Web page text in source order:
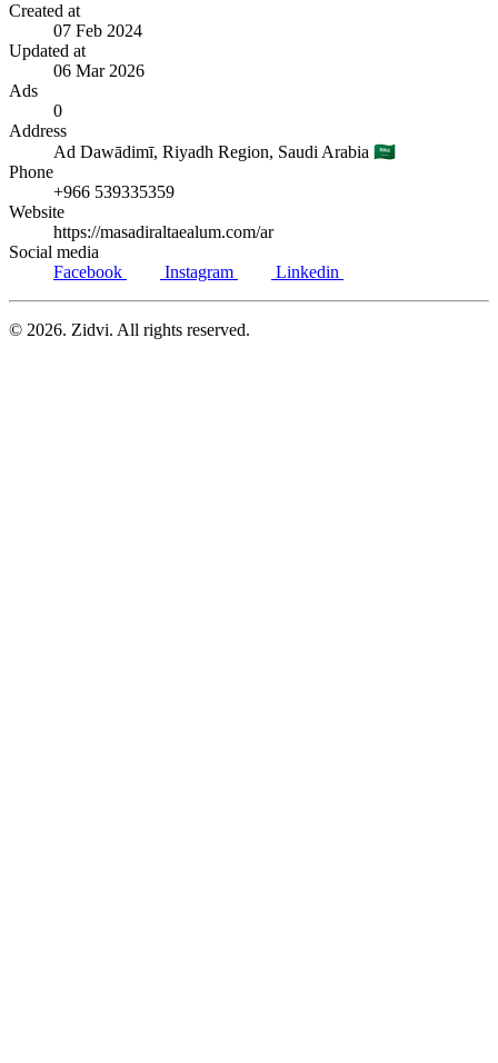
Created at
07 Feb 2024
Updated at
06 Mar 2026
Ads
0
Address
Ad Dawādimī, Riyadh Region, Saudi Arabia 🇸🇦
Phone
+966 539335359
Website
https://masadiraltaealum.com/ar
Social media
Facebook
Instagram Linkedin
© 2026. Zidvi. All rights reserved.